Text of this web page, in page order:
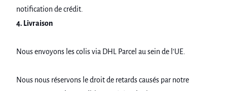
notification de crédit.
4. Livraison
Nous envoyons les colis via DHL Parcel au sein de l'UE.
Nous nous réservons le droit de retards causés par notre